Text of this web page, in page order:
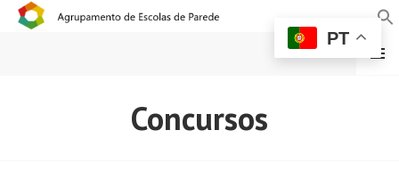
AGRUPAMENTO DE
MENU
Concursos
PT